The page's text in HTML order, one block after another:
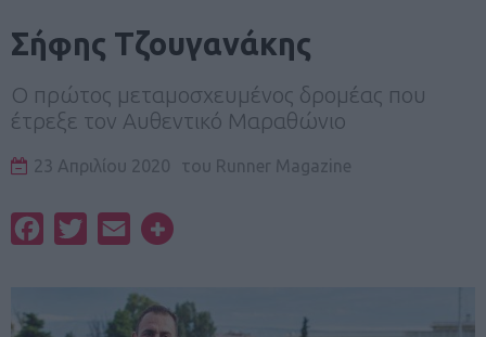
Σήφης Τζουγανάκης
O πρώτος μεταμοσχευμένος δρομέας που
έτρεξε τον Αυθεντικό Μαραθώνιο
23 Απριλίου 2020 του Runner Magazine
FacebookTwitterEmail